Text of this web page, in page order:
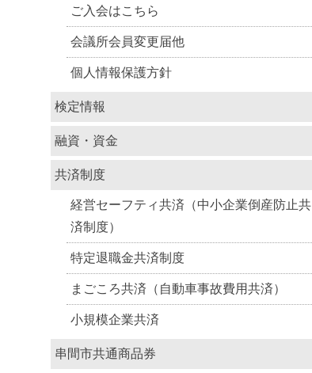
ご入会はこちら
会議所会員変更届他
個人情報保護方針
検定情報
融資・資金
共済制度
経営セーフティ共済（中小企業倒産防止共
済制度）
特定退職金共済制度
まごころ共済（自動車事故費用共済）
小規模企業共済
串間市共通商品券